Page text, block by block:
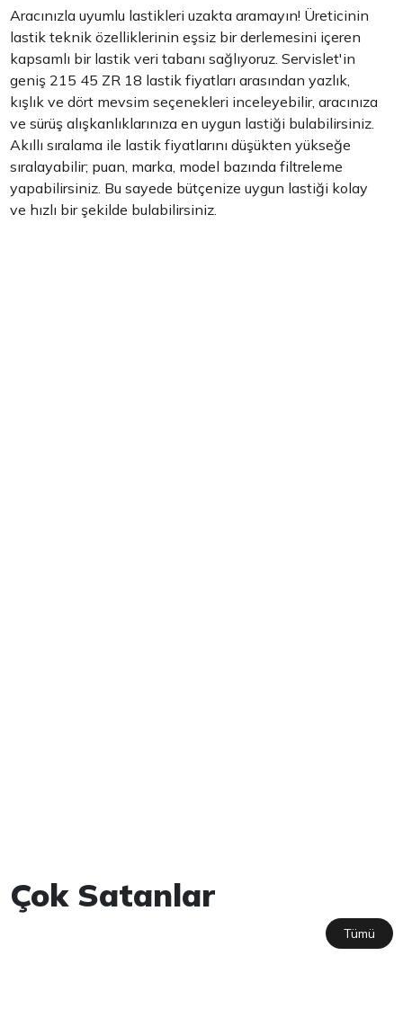
Aracınızla uyumlu lastikleri uzakta aramayın! Üreticinin
lastik teknik özelliklerinin eşsiz bir derlemesini içeren
kapsamlı bir lastik veri tabanı sağlıyoruz. Servislet'in
geniş 215 45 ZR 18 lastik fiyatları arasından yazlık,
kışlık ve dört mevsim seçenekleri inceleyebilir, aracınıza
ve sürüş alışkanlıklarınıza en uygun lastiği bulabilirsiniz.
Akıllı sıralama ile lastik fiyatlarını düşükten yükseğe
sıralayabilir; puan, marka, model bazında filtreleme
yapabilirsiniz. Bu sayede bütçenize uygun lastiği kolay
ve hızlı bir şekilde bulabilirsiniz.
Çok Satanlar
Tümü